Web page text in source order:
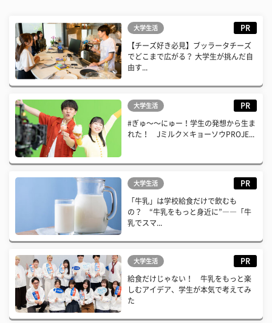
大学生活 PR
【チーズ好き必見】ブッラータチーズ
でどこまで広がる？ 大学生が挑んだ自
由す...
大学生活 PR
#ぎゅ〜〜にゅー！学生の発想から生ま
れた！ Jミルク×キョーソウPROJE...
大学生活 PR
「牛乳」は学校給食だけで飲むも
の？ “牛乳をもっと身近に”――「牛
乳でスマ...
大学生活 PR
給食だけじゃない！ 牛乳をもっと楽
しむアイデア、学生が本気で考えてみ
た